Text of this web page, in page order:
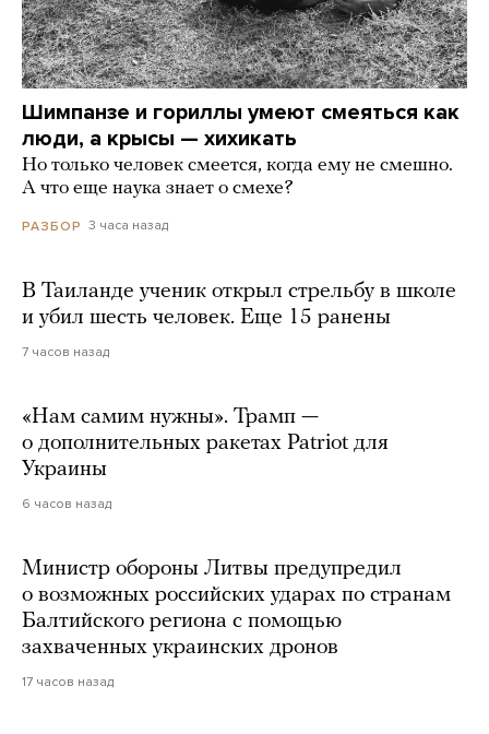
Шимпанзе и гориллы умеют смеяться как
люди, а крысы — хихикать
Но только человек смеется, когда ему не смешно.
А что еще наука знает о смехе?
РАЗБОР 3 часа назад
В Таиланде ученик открыл стрельбу в школе
и убил шесть человек. Еще 15 ранены
7 часов назад
«Нам самим нужны». Трамп —
о дополнительных ракетах Patriot для
Украины
6 часов назад
Министр обороны Литвы предупредил
о возможных российских ударах по странам
Балтийского региона с помощью
захваченных украинских дронов
17 часов назад